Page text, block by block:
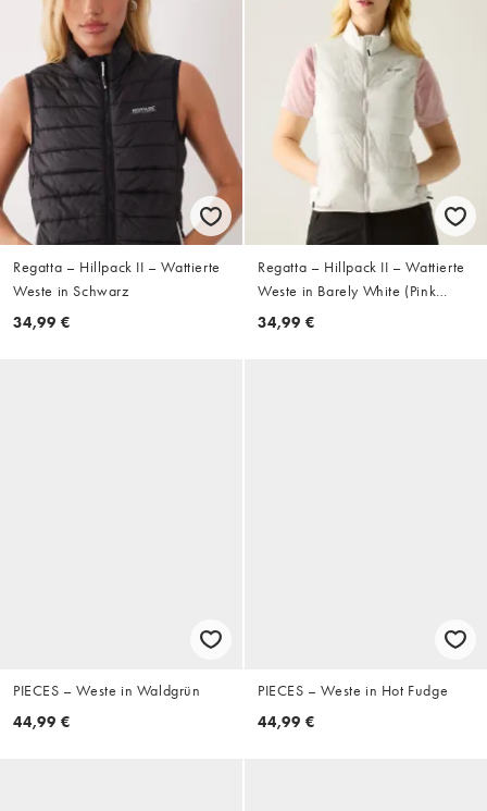
Regatta – Hillpack II – Wattierte
Weste in Schwarz
34,99 €
Regatta – Hillpack II – Wattierte
Weste in Barely White (Pink
Haze)
34,99 €
PIECES – Weste in Waldgrün
44,99 €
PIECES – Weste in Hot Fudge
44,99 €